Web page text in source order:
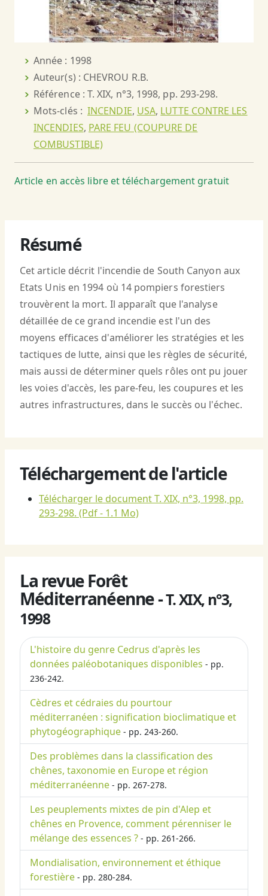
Année : 1998
Auteur(s) : CHEVROU R.B.
Référence : T. XIX, n°3, 1998, pp. 293-298.
Mots-clés :INCENDIE, USA, LUTTE CONTRE LES
INCENDIES, PARE FEU (COUPURE DE
COMBUSTIBLE)
Article en accès libre et téléchargement gratuit
Résumé
Cet article décrit l'incendie de South Canyon aux
Etats Unis en 1994 où 14 pompiers forestiers
trouvèrent la mort. Il apparaît que l'analyse
détaillée de ce grand incendie est l'un des
moyens efficaces d'améliorer les stratégies et les
tactiques de lutte, ainsi que les règles de sécurité,
mais aussi de déterminer quels rôles ont pu jouer
les voies d'accès, les pare-feu, les coupures et les
autres infrastructures, dans le succès ou l'échec.
Téléchargement de l'article
Télécharger le document T. XIX, n°3, 1998, pp.
293-298. (Pdf - 1.1 Mo)
La revue Forêt
Méditerranéenne -T. XIX, n°3,
1998
L'histoire du genre Cedrus d'après les
données paléobotaniques disponibles - pp.
236-242.
Cèdres et cédraies du pourtour
méditerranéen : signification bioclimatique et
phytogéographique - pp. 243-260.
Des problèmes dans la classification des
chênes, taxonomie en Europe et région
méditerranéenne - pp. 267-278.
Les peuplements mixtes de pin d'Alep et
chênes en Provence, comment pérenniser le
mélange des essences ? - pp. 261-266.
Mondialisation, environnement et éthique
forestière - pp. 280-284.